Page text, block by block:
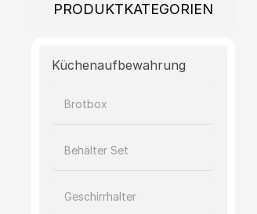
PRODUKTKATEGORIEN
Küchenaufbewahrung
Brotbox
Behälter Set
Geschirrhalter